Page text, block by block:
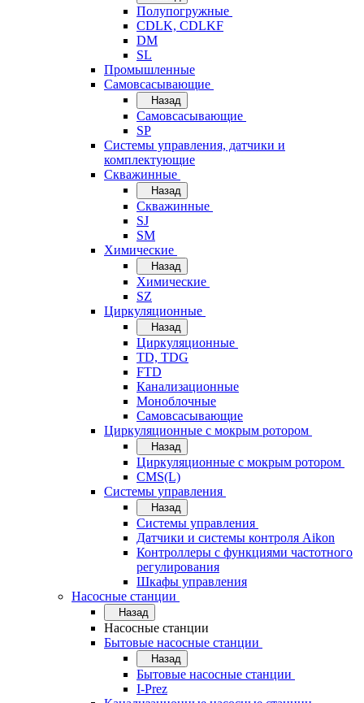
Полупогружные
CDLK, CDLKF
DM
SL
Промышленные
Самовсасывающие
Назад
Самовсасывающие
SP
Системы управления, датчики и
комплектующие
Скважинные
Назад
Скважинные
SJ
SM
Химические
Назад
Химические
SZ
Циркуляционные
Назад
Циркуляционные
TD, TDG
FTD
Канализационные
Моноблочные
Самовсасывающие
Циркуляционные с мокрым ротором
Назад
Циркуляционные с мокрым ротором
CMS(L)
Системы управления
Назад
Системы управления
Датчики и системы контроля Aikon
Контроллеры с функциями частотного
регулирования
Шкафы управления
Насосные станции
Назад
Насосные станции
Бытовые насосные станции
Назад
Бытовые насосные станции
I-Prez